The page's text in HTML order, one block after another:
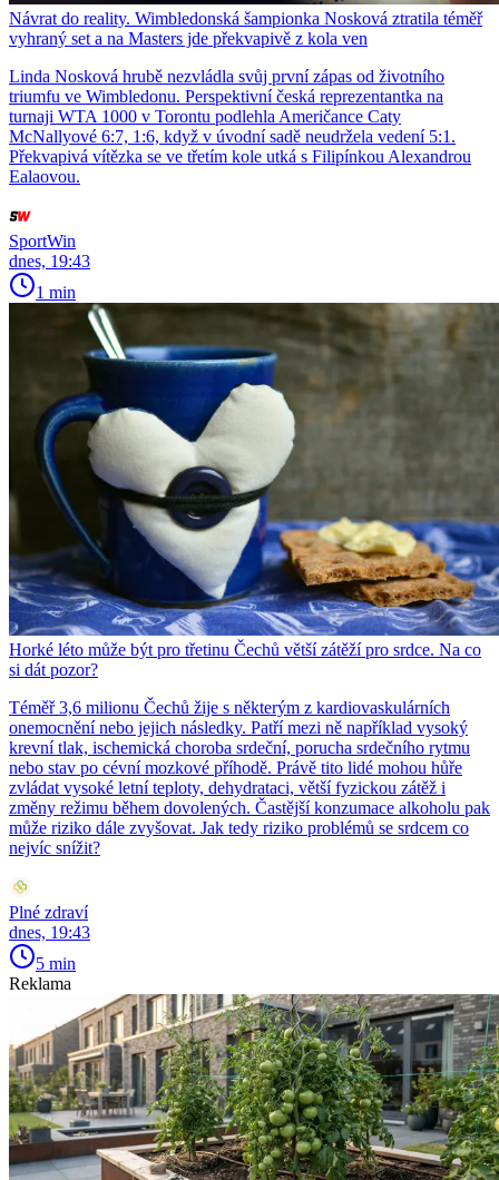
Návrat do reality. Wimbledonská šampionka Nosková ztratila téměř
vyhraný set a na Masters jde překvapivě z kola ven
Linda Nosková hrubě nezvládla svůj první zápas od životního
triumfu ve Wimbledonu. Perspektivní česká reprezentantka na
turnaji WTA 1000 v Torontu podlehla Američance Caty
McNallyové 6:7, 1:6, když v úvodní sadě neudržela vedení 5:1.
Překvapivá vítězka se ve třetím kole utká s Filipínkou Alexandrou
Ealaovou.
SportWin
dnes, 19:43
1 min
Horké léto může být pro třetinu Čechů větší zátěží pro srdce. Na co
si dát pozor?
Téměř 3,6 milionu Čechů žije s některým z kardiovaskulárních
onemocnění nebo jejich následky. Patří mezi ně například vysoký
krevní tlak, ischemická choroba srdeční, porucha srdečního rytmu
nebo stav po cévní mozkové příhodě. Právě tito lidé mohou hůře
zvládat vysoké letní teploty, dehydrataci, větší fyzickou zátěž i
změny režimu během dovolených. Častější konzumace alkoholu pak
může riziko dále zvyšovat. Jak tedy riziko problémů se srdcem co
nejvíc snížit?
Plné zdraví
dnes, 19:43
5 min
Reklama